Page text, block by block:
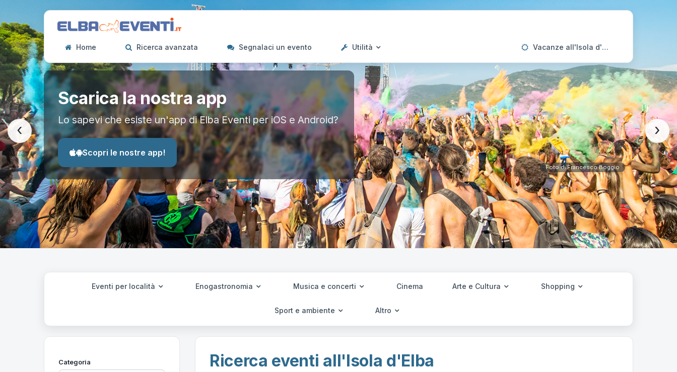
Home Ricerca avanzata Segnalaci un evento Utilità Vacanze all'Isola d'Elba
Scarica la nostra app
Lo sapevi che esiste un'app di Elba Eventi per iOS e Android?
Scopri le nostre app!
Foto di Francesco Boggio
‹ ›
Eventi per località Enogastronomia Musica e concerti Cinema Arte e Cultura Shopping
Sport e ambiente Altro
Categoria Ricerca eventi all'Isola d'Elba